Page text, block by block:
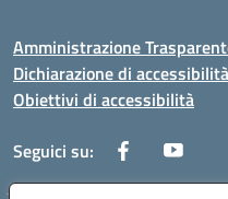
Amministrazione
Dichiarazione di accessibilità
Obiettivi di accessibilità
Seguici su: